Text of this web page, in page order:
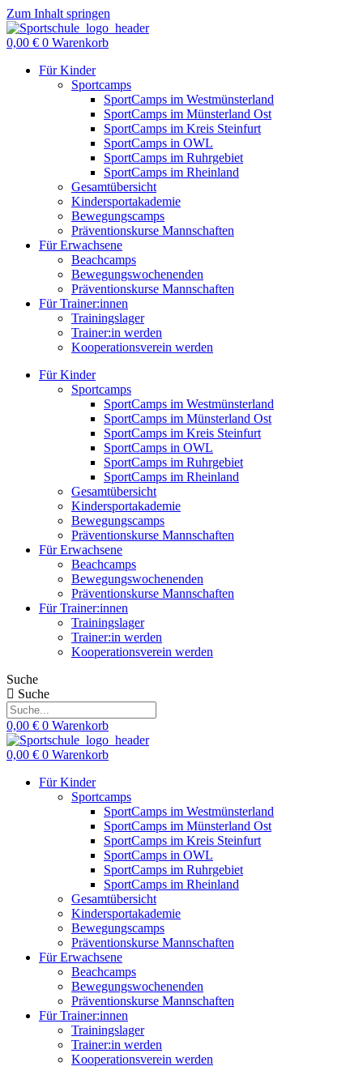
Zum Inhalt springen
0,00 € 0 Warenkorb
Für Kinder
Sportcamps
SportCamps im Westmünsterland
SportCamps im Münsterland Ost
SportCamps im Kreis Steinfurt
SportCamps in OWL
SportCamps im Ruhrgebiet
SportCamps im Rheinland
Gesamtübersicht
Kindersportakademie
Bewegungscamps
Präventionskurse Mannschaften
Für Erwachsene
Beachcamps
Bewegungswochenenden
Präventionskurse Mannschaften
Für Trainer:innen
Trainingslager
Trainer:in werden
Kooperationsverein werden
Für Kinder
Sportcamps
SportCamps im Westmünsterland
SportCamps im Münsterland Ost
SportCamps im Kreis Steinfurt
SportCamps in OWL
SportCamps im Ruhrgebiet
SportCamps im Rheinland
Gesamtübersicht
Kindersportakademie
Bewegungscamps
Präventionskurse Mannschaften
Für Erwachsene
Beachcamps
Bewegungswochenenden
Präventionskurse Mannschaften
Für Trainer:innen
Trainingslager
Trainer:in werden
Kooperationsverein werden
Suche
Suche
0,00 € 0 Warenkorb
0,00 € 0 Warenkorb
Für Kinder
Sportcamps
SportCamps im Westmünsterland
SportCamps im Münsterland Ost
SportCamps im Kreis Steinfurt
SportCamps in OWL
SportCamps im Ruhrgebiet
SportCamps im Rheinland
Gesamtübersicht
Kindersportakademie
Bewegungscamps
Präventionskurse Mannschaften
Für Erwachsene
Beachcamps
Bewegungswochenenden
Präventionskurse Mannschaften
Für Trainer:innen
Trainingslager
Trainer:in werden
Kooperationsverein werden